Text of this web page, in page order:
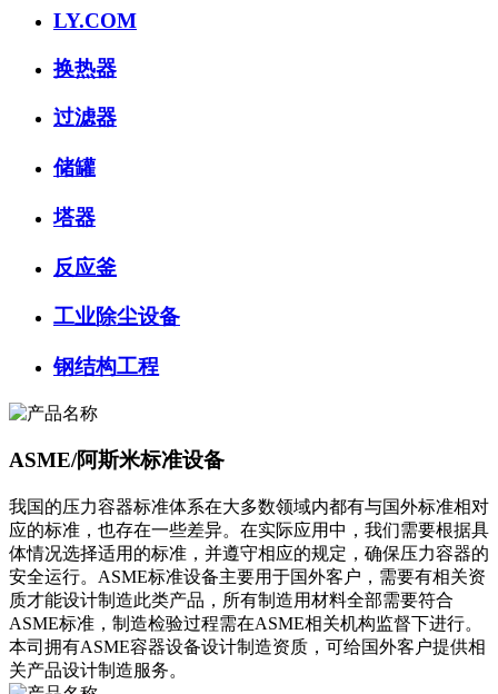
LY.COM
换热器
过滤器
储罐
塔器
反应釜
工业除尘设备
钢结构工程
ASME/阿斯米标准设备
我国的压力容器标准体系在大多数领域内都有与国外标准相对
应的标准，也存在一些差异。在实际应用中，我们需要根据具
体情况选择适用的标准，并遵守相应的规定，确保压力容器的
安全运行。ASME标准设备主要用于国外客户，需要有相关资
质才能设计制造此类产品，所有制造用材料全部需要符合
ASME标准，制造检验过程需在ASME相关机构监督下进行。
本司拥有ASME容器设备设计制造资质，可给国外客户提供相
关产品设计制造服务。